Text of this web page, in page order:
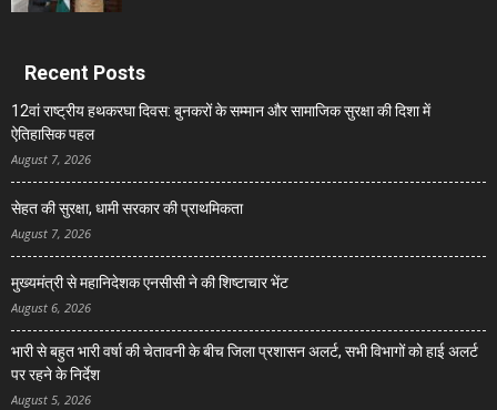
Recent Posts
12वां राष्ट्रीय हथकरघा दिवस: बुनकरों के सम्मान और सामाजिक सुरक्षा की दिशा में
ऐतिहासिक पहल
August 7, 2026
सेहत की सुरक्षा, धामी सरकार की प्राथमिकता
August 7, 2026
मुख्यमंत्री से महानिदेशक एनसीसी ने की शिष्टाचार भेंट
August 6, 2026
भारी से बहुत भारी वर्षा की चेतावनी के बीच जिला प्रशासन अलर्ट, सभी विभागों को हाई अलर्ट
पर रहने के निर्देश
August 5, 2026